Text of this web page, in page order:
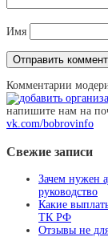
Имя
Комментарии
напишите нам на
vk.com/bobrovinfo
Свежие записи
Зачем нужен
руководство
Какие
ТК РФ
Отзывы не